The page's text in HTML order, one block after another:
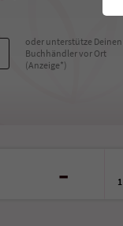
oder unterstütze Deinen
Buchhändler vor Ort
(Anzeige*)
-
1